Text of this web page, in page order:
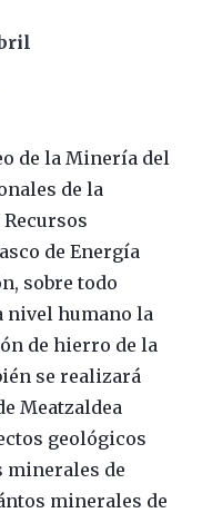
de la Minería del
de la
de Energía
sobre todo
nivel humano la
de hierro de la
se realizará
Meatzaldea
geológicos
minerales de
minerales de